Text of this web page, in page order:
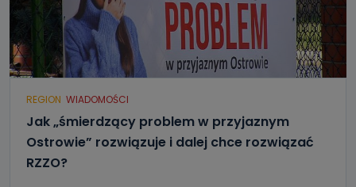
REGION WIADOMOŚCI
Jak „śmierdzący problem w przyjaznym
Ostrowie” rozwiązuje i dalej chce rozwiązać
RZZO?